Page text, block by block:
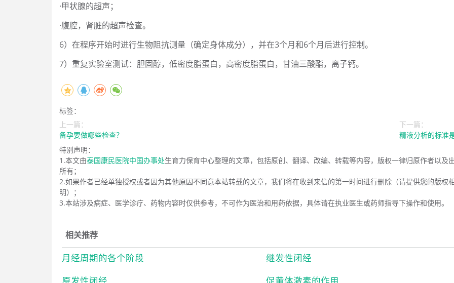
·甲状腺的超声；
·腹腔，肾脏的超声检查。
6）在程序开始时进行生物阻抗测量（确定身体成分），并在3个月和6个月后进行控制。
7）重复实验室测试：胆固醇，低密度脂蛋白，高密度脂蛋白，甘油三酸酯，离子钙。
标签：
上一篇：
备孕要做哪些检查？
下一篇：
精液分析的标准
特别声明：
1.本文由泰国康民医院中国办事处生育力保育中心整理的文章，包括原创、翻译、改编、转载等内容，版权一律归原作者以及
所有；
2.如果作者已经单独授权或者因为其他原因不同意本站转载的文章，我们将在收到来信的第一时间进行删除（请提供您的版权
明）；
3.本站涉及病症、医学诊疗、药物内容时仅供参考，不可作为医治和用药依据，具体请在执业医生或药师指导下操作和使用。
相关推荐
月经周期的各个阶段
继发性闭经